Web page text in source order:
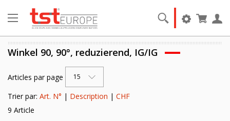
Winkel 90, 90°, reduzierend, IG/IG
Articles par page 15
Trier par: Art. N° | Description | CHF
9 Article